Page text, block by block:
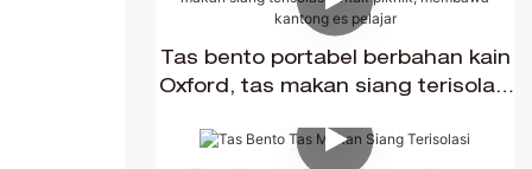
Tas bento portabel berbahan kain
Oxford, tas makan siang terisolasi
es pelajar